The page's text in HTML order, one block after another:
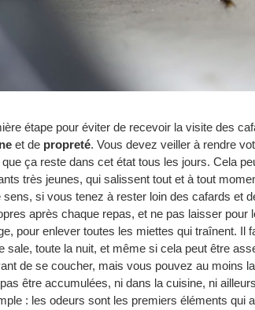
étape pour éviter de recevoir la visite des
et de propreté. Vous devez veiller à rendre
ça reste dans cet état tous les jours. Cela
très jeunes, qui salissent tout et à tout
sens, si vous tenez à rester loin des cafards et
après chaque repas, et ne pas laisser
pour enlever toutes les miettes qui traînent. Il
sale, toute la nuit, et même si cela peut être
de se coucher, mais vous pouvez au moins
être accumulées, ni dans la cuisine, ni
: les odeurs sont les premiers éléments qui